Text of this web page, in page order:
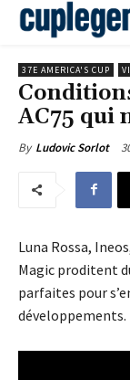
37E AMERICA'S CUP
AC75 qui
By Ludovic Sorlot
Luna Rossa,
Magic proditent
parfaites pour
développements.